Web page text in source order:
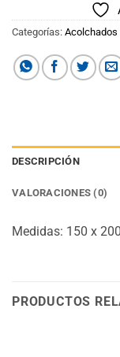
Categorías: Acolchados
DESCRIPCIÓN
VALORACIONES (0)
Medidas: 150 x
PRODUCTOS